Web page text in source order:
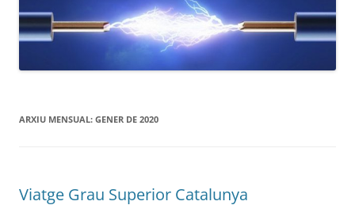
ARXIU MENSUAL: GENER DE 2020
Viatge Grau Superior Catalunya